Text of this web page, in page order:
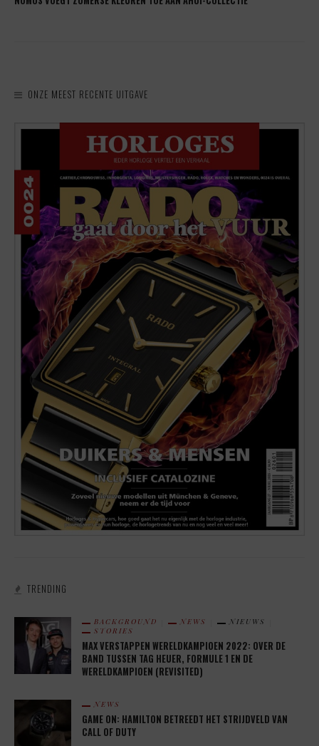
ONZE MEEST RECENTE UITGAVE
TRENDING
BACKGROUND NEWS
NIEUWS
STORIES
MAX VERSTAPPEN WERELDKAMPIOEN 2022: OVER DE
BAND TUSSEN TAG HEUER, FORMULE 1 EN DE
WERELDKAMPIOEN (REVISITED)
NEWS
GAME ON: HAMILTON BETREEDT HET STRIJDVELD VAN
CALL OF DUTY